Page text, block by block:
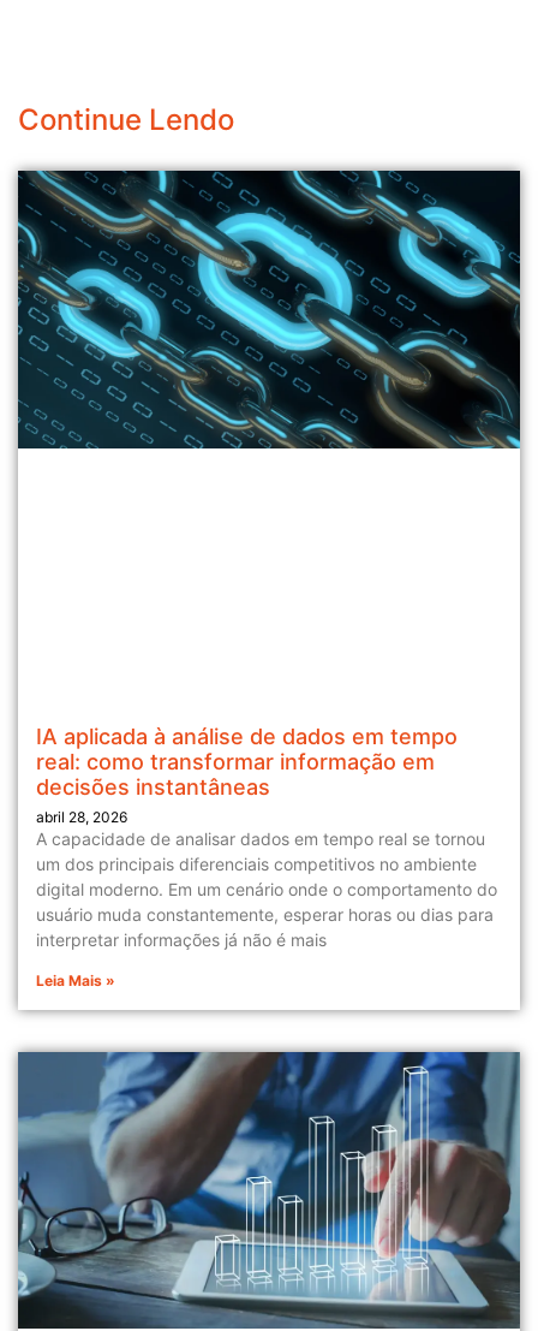
Continue Lendo
IA aplicada à análise de dados em tempo
real: como transformar informação em
decisões instantâneas
abril 28, 2026
A capacidade de analisar dados em tempo real se tornou
um dos principais diferenciais competitivos no ambiente
digital moderno. Em um cenário onde o comportamento do
usuário muda constantemente, esperar horas ou dias para
interpretar informações já não é mais
Leia Mais »